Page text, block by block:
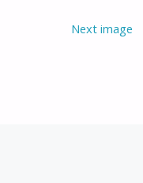
Next image